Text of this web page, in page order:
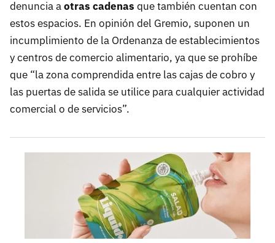
denuncia aotras cadenas que también cuentan con
estos espacios. En opinión del Gremio, suponen un
incumplimiento de la Ordenanza de establecimientos
y centros de comercio alimentario, ya que se prohíbe
que “la zona comprendida entre las cajas de cobro y
las puertas de salida se utilice para cualquier actividad
comercial o de servicios”.